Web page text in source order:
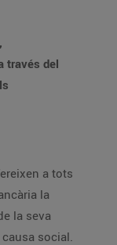
través del
a tots
la
la seva
social.